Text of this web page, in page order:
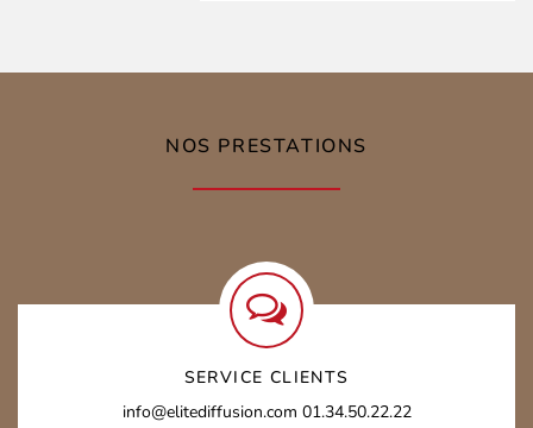
NOS PRESTATIONS
SERVICE CLIENTS
info@elitediffusion.com 01.34.50.22.22